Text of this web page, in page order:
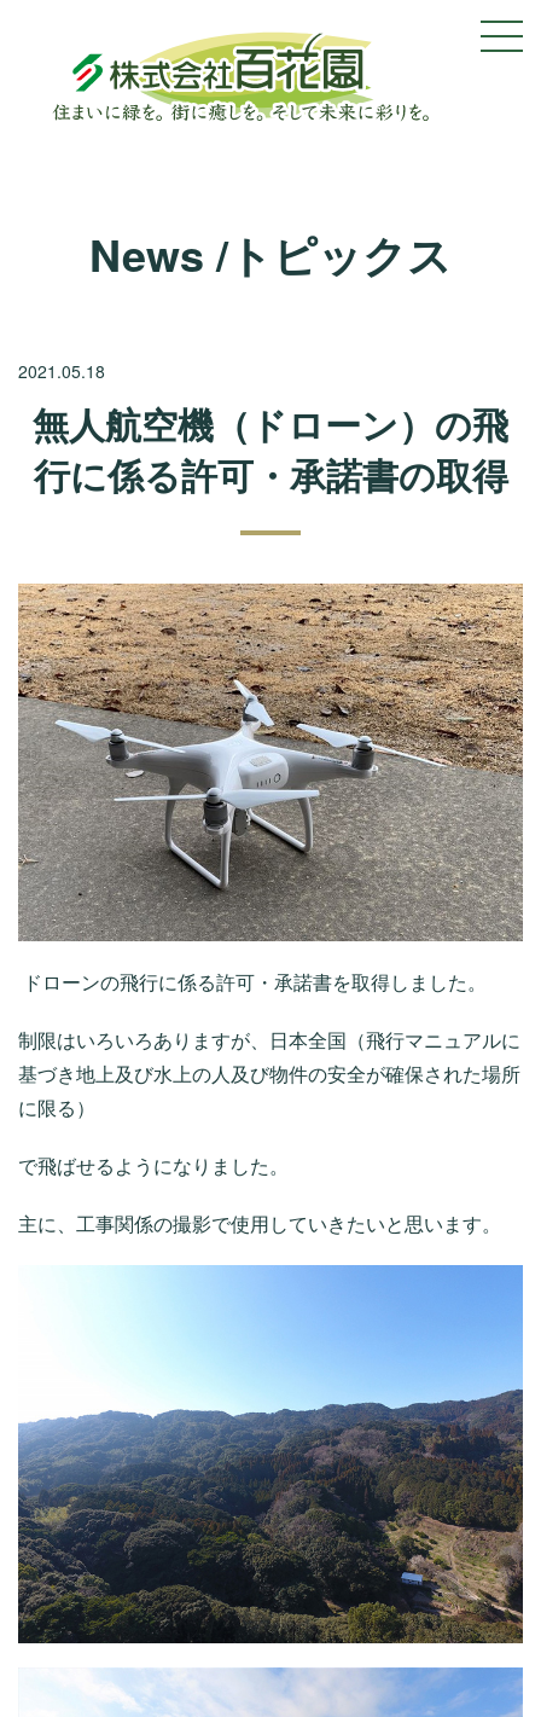
News /トピックス
2021.05.18
無人航空機（ドローン）の飛
行に係る許可・承諾書の取得
ドローンの飛行に係る許可・承諾書を取得しました。
制限はいろいろありますが、日本全国（飛行マニュアルに
基づき地上及び水上の人及び物件の安全が確保された場所
に限る）
で飛ばせるようになりました。
主に、工事関係の撮影で使用していきたいと思います。